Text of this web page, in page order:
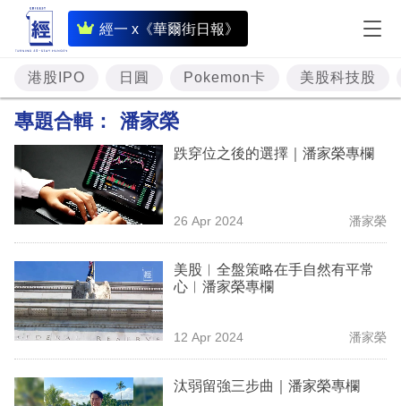
經一 x《華爾街日報》
即
時
財
經
題
投
資
樓
市
理
商
港股IPO 日圓 Pokemon卡 美股科技股
專題合輯： 潘家榮
跌穿位之後的選擇｜潘家榮專欄
26 Apr 2024 潘家榮
美股︳全盤策略在手自然有平常
心︳潘家榮專欄
12 Apr 2024 潘家榮
汰弱留強三步曲｜潘家榮專欄